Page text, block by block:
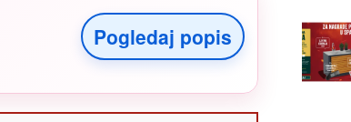
Pogledaj popis